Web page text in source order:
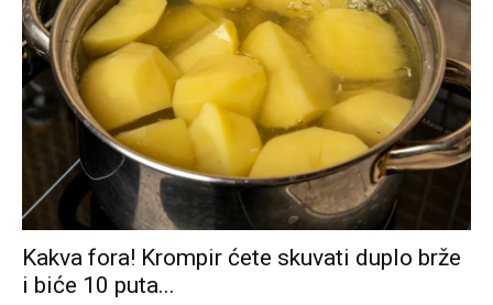
Kakva fora! Krompir ćete skuvati duplo brže
i biće 10 puta...